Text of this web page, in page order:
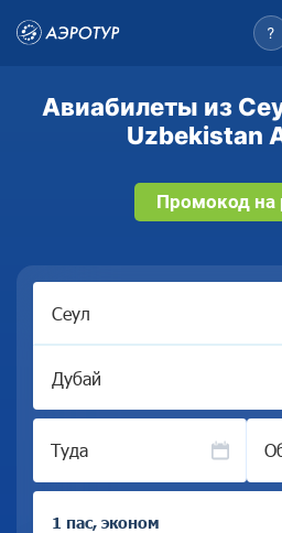
Авиабилеты из
Uzbekistan
Промокод на
Туда
1 пас, эконом